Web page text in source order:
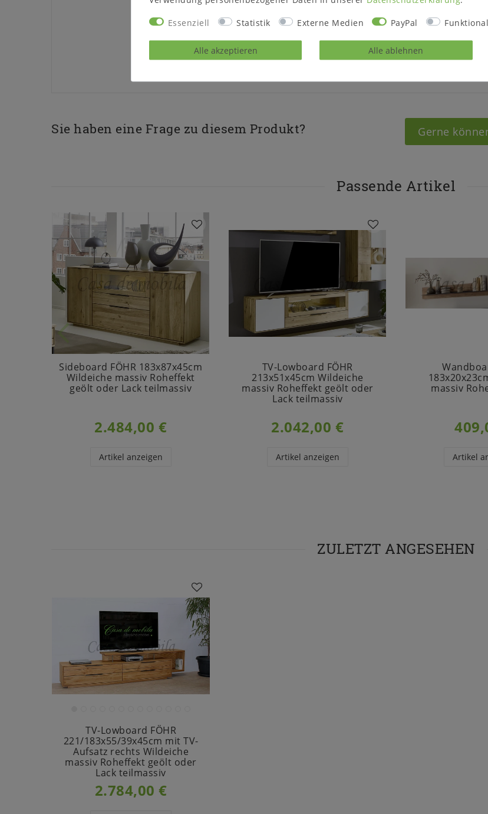
Alle Elemente
Hinweis zur
Bitte prüfen
Sie haben eine Frage zu diesem Produkt? Gerne
Passende Artikel
Sideboard FÖHR 183x87x45cm
Wildeiche massiv Roheffekt
geölt oder Lack teilmassiv
2.484,00 €
Artikel anzeigen
TV-Lowboard FÖHR
213x51x45cm Wildeiche
massiv Roheffekt geölt oder
Lack teilmassiv
2.042,00 €
Artikel anzeigen
massiv
Artikel
ZULETZT ANGESEHEN
TV-Lowboard FÖHR
221/183x55/39x45cm mit TV-
Aufsatz rechts Wildeiche
massiv Roheffekt geölt oder
Lack teilmassiv
2.784,00 €
Essenziell Statistik Externe Medien PayPal Funktional
Alle akzeptieren Alle ablehnen